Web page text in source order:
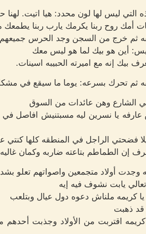
التي ليس لها لون محدد: هيا اتيت.
أمك روح ربنا يكرمك يارب ربنا يطمعك
ثم خرج من السجن وجد الحرس
أين هو بيك لما هو ليس معك
بيك إنه مع اميرته الحبيبه اسينات.
تحرك بسرعه: يوما ما سيقع في
الشارع وهن عائدات من السوق
يا نسرين ليه مسبتنيش افاصل
فضحتي الراجل في المنطقه كلها كنتي
إن الطماطم بتاعته ضاربه وكمان
وجدت أولاد متجمعين واصواتهم تعلو
يابت نشوف فيه إيه
كريمه ملناش دعوه دول عيال وبتلعب
قد ذهبت
اقتربت من الأولاد وجذبت